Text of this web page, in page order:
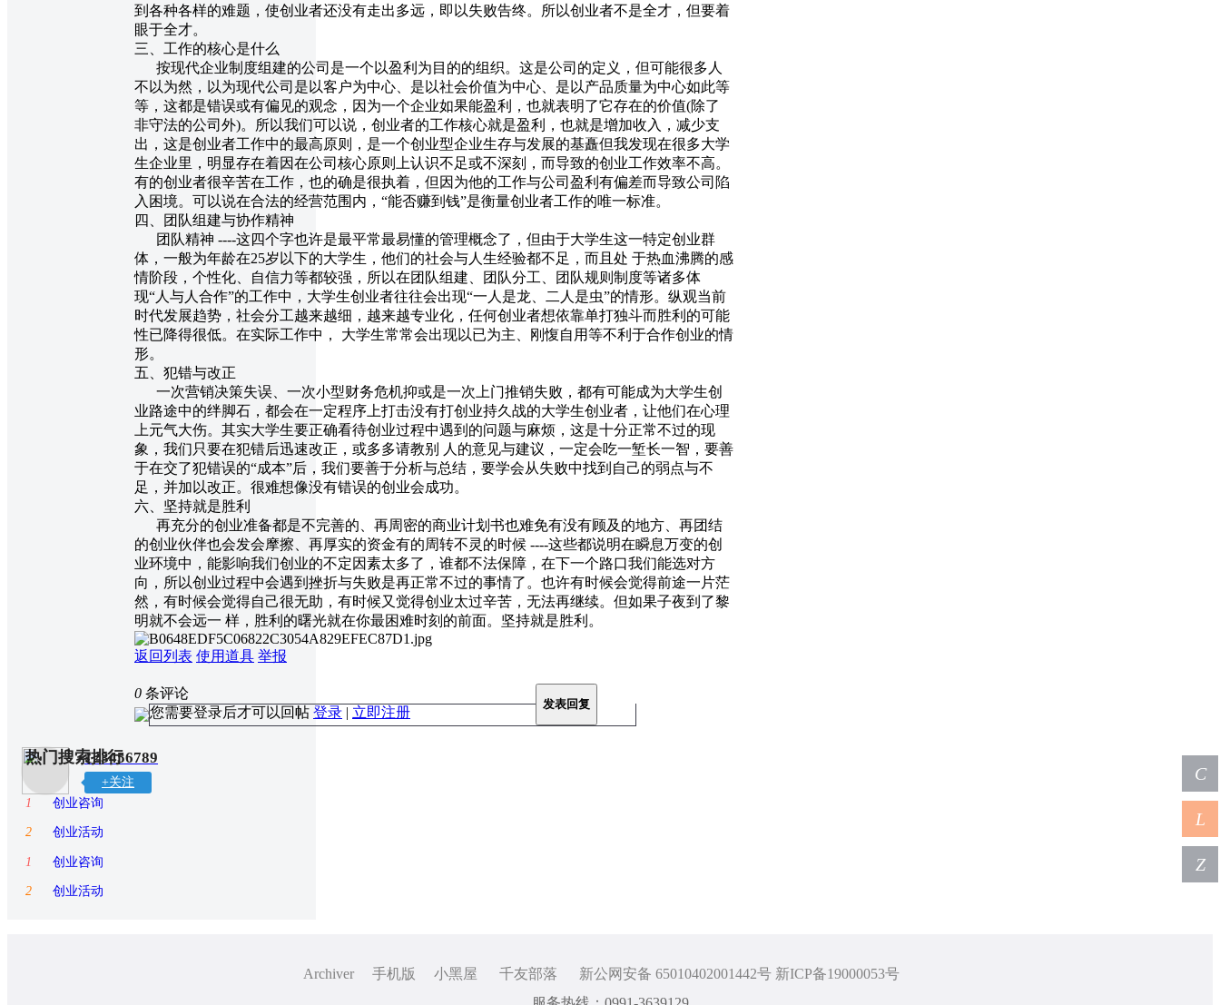
到各种各样的难题，使创业者还没有走出多远，即以失败告终。所以创业者不是全才，但要着
眼于全才。
三、工作的核心是什么
按现代企业制度组建的公司是一个以盈利为目的的组织。这是公司的定义，但可能很多人
不以为然，以为现代公司是以客户为中心、是以社会价值为中心、是以产品质量为中心如此等
等，这都是错误或有偏见的观念，因为一个企业如果能盈利，也就表明了它存在的价值(除了
非守法的公司外)。所以我们可以说，创业者的工作核心就是盈利，也就是增加收入，减少支
出，这是创业者工作中的最高原则，是一个创业型企业生存与发展的基矗但我发现在很多大学
生企业里，明显存在着因在公司核心原则上认识不足或不深刻，而导致的创业工作效率不高。
有的创业者很辛苦在工作，也的确是很执着，但因为他的工作与公司盈利有偏差而导致公司陷
入困境。可以说在合法的经营范围内，“能否赚到钱”是衡量创业者工作的唯一标准。
四、团队组建与协作精神
团队精神 ----这四个字也许是最平常最易懂的管理概念了，但由于大学生这一特定创业群
体，一般为年龄在25岁以下的大学生，他们的社会与人生经验都不足，而且处 于热血沸腾的感
情阶段，个性化、自信力等都较强，所以在团队组建、团队分工、团队规则制度等诸多体
现“人与人合作”的工作中，大学生创业者往往会出现“一人是龙、二人是虫”的情形。纵观当前
时代发展趋势，社会分工越来越细，越来越专业化，任何创业者想依靠单打独斗而胜利的可能
性已降得很低。在实际工作中， 大学生常常会出现以已为主、刚愎自用等不利于合作创业的情
形。
五、犯错与改正
一次营销决策失误、一次小型财务危机抑或是一次上门推销失败，都有可能成为大学生创
业路途中的绊脚石，都会在一定程序上打击没有打创业持久战的大学生创业者，让他们在心理
上元气大伤。其实大学生要正确看待创业过程中遇到的问题与麻烦，这是十分正常不过的现
象，我们只要在犯错后迅速改正，或多多请教别 人的意见与建议，一定会吃一堑长一智，要善
于在交了犯错误的“成本”后，我们要善于分析与总结，要学会从失败中找到自己的弱点与不
足，并加以改正。很难想像没有错误的创业会成功。
六、坚持就是胜利
再充分的创业准备都是不完善的、再周密的商业计划书也难免有没有顾及的地方、再团结
的创业伙伴也会发会摩擦、再厚实的资金有的周转不灵的时候 ----这些都说明在瞬息万变的创
业环境中，能影响我们创业的不定因素太多了，谁都不法保障，在下一个路口我们能选对方
向，所以创业过程中会遇到挫折与失败是再正常不过的事情了。也许有时候会觉得前途一片茫
然，有时候会觉得自己很无助，有时候又觉得创业太过辛苦，无法再继续。但如果子夜到了黎
明就不会远一 样，胜利的曙光就在你最困难时刻的前面。坚持就是胜利。
返回列表 使用道具 举报
0 条评论
您需要登录后才可以回帖 登录 | 立即注册
发表回复
123456789
+关注
热门搜索排行
1 创业咨询
2 创业活动
1 创业咨询
2 创业活动
Archiver 手机版 小黑屋 千友部落
新公网安备 65010402001442号 新ICP备19000053号
C
L
Z